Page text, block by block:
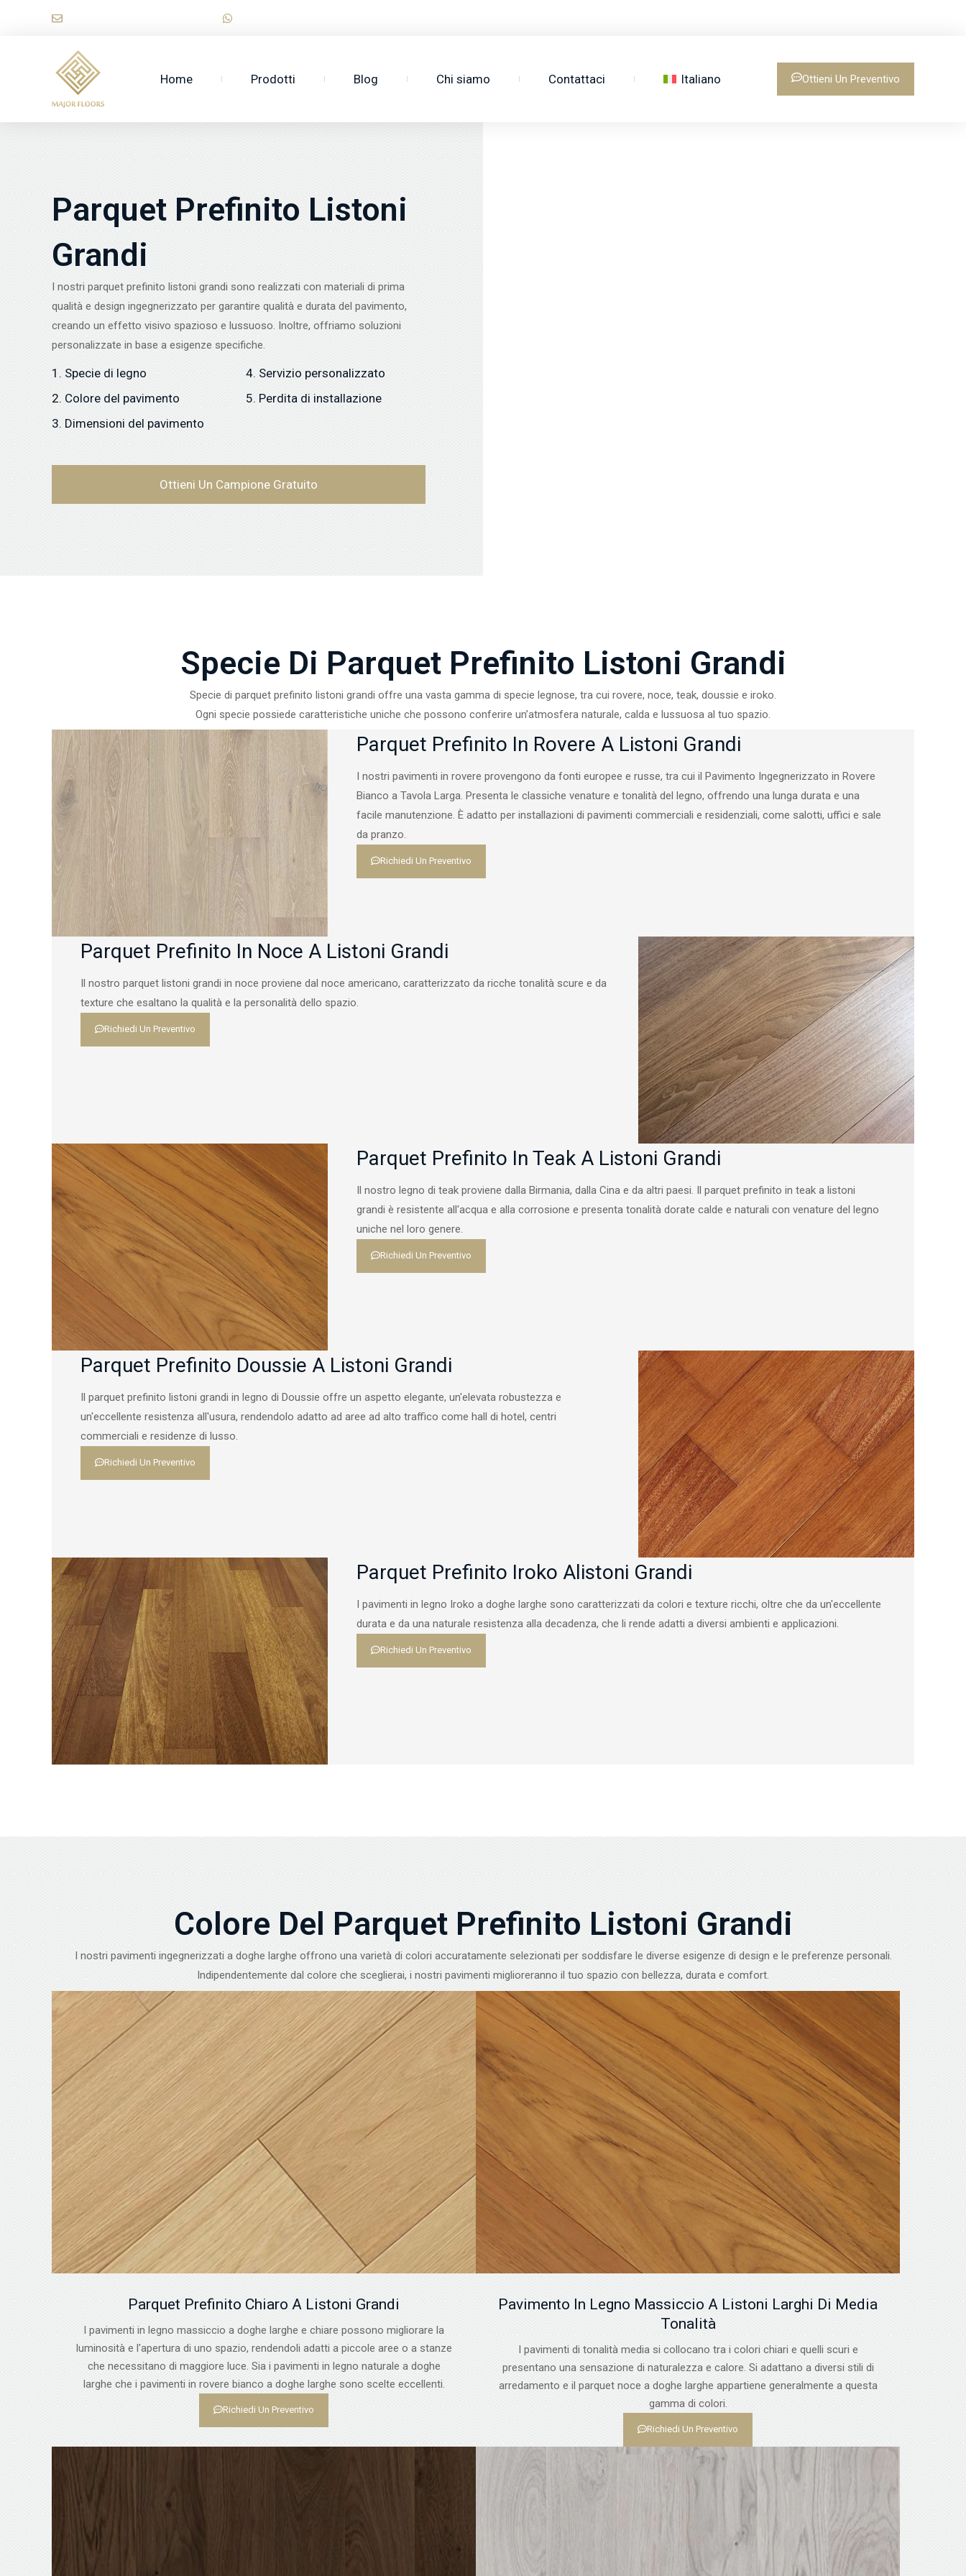
Home Prodotti Blog Chi siamo Contattaci Italiano Ottieni Un Preventivo
Parquet Prefinito Listoni
Grandi
I nostri parquet prefinito listoni grandi sono realizzati con materiali di prima
qualità e design ingegnerizzato per garantire qualità e durata del pavimento,
creando un effetto visivo spazioso e lussuoso. Inoltre, offriamo soluzioni
personalizzate in base a esigenze specifiche.
1. Specie di legno
2. Colore del pavimento
3. Dimensioni del pavimento
4. Servizio personalizzato
5. Perdita di installazione
Ottieni Un Campione Gratuito
Specie Di Parquet Prefinito Listoni Grandi
Specie di parquet prefinito listoni grandi offre una vasta gamma di specie legnose, tra cui rovere, noce, teak, doussie e iroko.
Ogni specie possiede caratteristiche uniche che possono conferire un’atmosfera naturale, calda e lussuosa al tuo spazio.
Parquet Prefinito In Rovere A Listoni Grandi
I nostri pavimenti in rovere provengono da fonti europee e russe, tra cui il Pavimento Ingegnerizzato in Rovere
Bianco a Tavola Larga. Presenta le classiche venature e tonalità del legno, offrendo una lunga durata e una
facile manutenzione. È adatto per installazioni di pavimenti commerciali e residenziali, come salotti, uffici e sale
da pranzo.
Richiedi Un Preventivo
Parquet Prefinito In Noce A Listoni Grandi
Il nostro parquet listoni grandi in noce proviene dal noce americano, caratterizzato da ricche tonalità scure e da
texture che esaltano la qualità e la personalità dello spazio.
Richiedi Un Preventivo
Parquet Prefinito In Teak A Listoni Grandi
Il nostro legno di teak proviene dalla Birmania, dalla Cina e da altri paesi. Il parquet prefinito in teak a listoni
grandi è resistente all'acqua e alla corrosione e presenta tonalità dorate calde e naturali con venature del legno
uniche nel loro genere.
Richiedi Un Preventivo
Parquet Prefinito Doussie A Listoni Grandi
Il parquet prefinito listoni grandi in legno di Doussie offre un aspetto elegante, un'elevata robustezza e
un'eccellente resistenza all'usura, rendendolo adatto ad aree ad alto traffico come hall di hotel, centri
commerciali e residenze di lusso.
Richiedi Un Preventivo
Parquet Prefinito Iroko Alistoni Grandi
I pavimenti in legno Iroko a doghe larghe sono caratterizzati da colori e texture ricchi, oltre che da un'eccellente
durata e da una naturale resistenza alla decadenza, che li rende adatti a diversi ambienti e applicazioni.
Richiedi Un Preventivo
Colore Del Parquet Prefinito Listoni Grandi
I nostri pavimenti ingegnerizzati a doghe larghe offrono una varietà di colori accuratamente selezionati per soddisfare le diverse esigenze di design e le preferenze personali.
Indipendentemente dal colore che sceglierai, i nostri pavimenti miglioreranno il tuo spazio con bellezza, durata e comfort.
Parquet Prefinito Chiaro A Listoni Grandi
I pavimenti in legno massiccio a doghe larghe e chiare possono migliorare la
luminosità e l'apertura di uno spazio, rendendoli adatti a piccole aree o a stanze
che necessitano di maggiore luce. Sia i pavimenti in legno naturale a doghe
larghe che i pavimenti in rovere bianco a doghe larghe sono scelte eccellenti.
Richiedi Un Preventivo
Pavimento In Legno Massiccio A Listoni Larghi Di Media
Tonalità
I pavimenti di tonalità media si collocano tra i colori chiari e quelli scuri e
presentano una sensazione di naturalezza e calore. Si adattano a diversi stili di
arredamento e il parquet noce a doghe larghe appartiene generalmente a questa
gamma di colori.
Richiedi Un Preventivo